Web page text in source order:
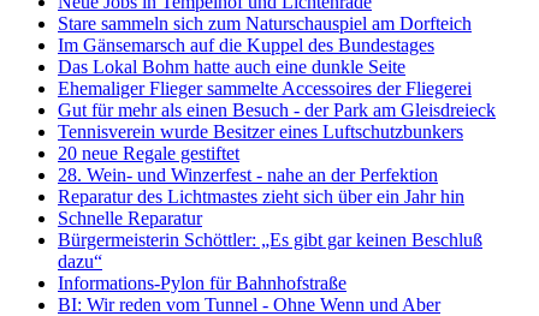
Stare sammeln sich zum Naturschauspiel am Dorfteich
Im Gänsemarsch auf die Kuppel des Bundestages
Das Lokal Bohm hatte auch eine dunkle Seite
Ehemaliger Flieger sammelte Accessoires der Fliegerei
Gut für mehr als einen Besuch - der Park am Gleisdreieck
Tennisverein wurde Besitzer eines Luftschutzbunkers
20 neue Regale gestiftet
28. Wein- und Winzerfest - nahe an der Perfektion
Reparatur des Lichtmastes zieht sich über ein Jahr hin
Schnelle Reparatur
Bürgermeisterin Schöttler: „Es gibt gar keinen Beschluß
dazu“
Informations-Pylon für Bahnhofstraße
BI: Wir reden vom Tunnel - Ohne Wenn und Aber